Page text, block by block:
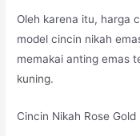
Oleh karena itu, harga
model cincin nikah
memakai anting emas
kuning.
Cincin Nikah Rose Gold